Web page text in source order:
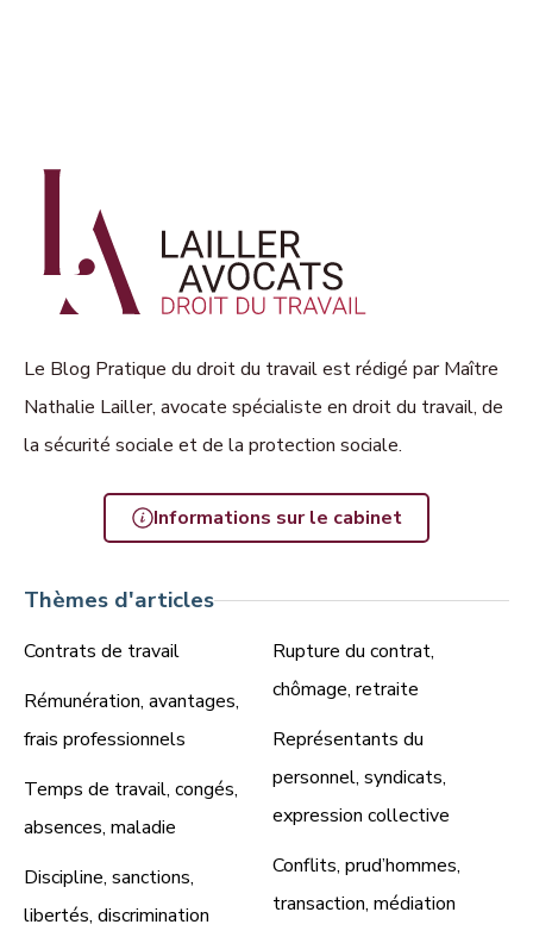
Le Blog Pratique du droit du travail est rédigé par Maître
Nathalie Lailler, avocate spécialiste en droit du travail, de
la sécurité sociale et de la protection sociale.
Informations sur le cabinet
Thèmes d'articles
Contrats de travail
Rémunération, avantages,
frais professionnels
Temps de travail, congés,
absences, maladie
Discipline, sanctions,
libertés, discrimination
Rupture du contrat,
chômage, retraite
Représentants du
personnel, syndicats,
expression collective
Conflits, prud’hommes,
transaction, médiation